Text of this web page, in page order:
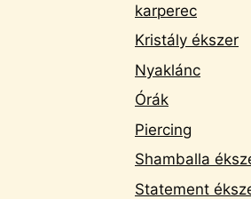
karperec
Kristály ékszer
Nyaklánc
Órák
Piercing
Shamballa
Statement